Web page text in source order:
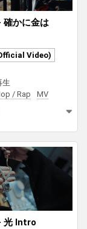
かに金は
Video)
生
/ Rap
MV
光 Intro